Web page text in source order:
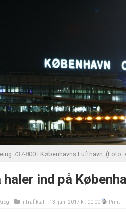
737-800 i Københavns Lufthavn. (Foto:
haler ind på
i Trafiktal 13. juni 2017 kl. 00:00 Print